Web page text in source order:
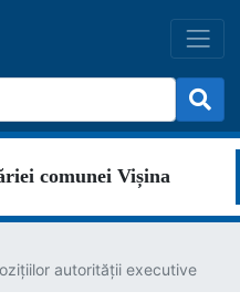
comunei Vișina
autorității executive